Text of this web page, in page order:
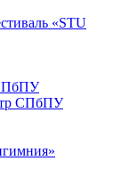
«STU
СПбПУ